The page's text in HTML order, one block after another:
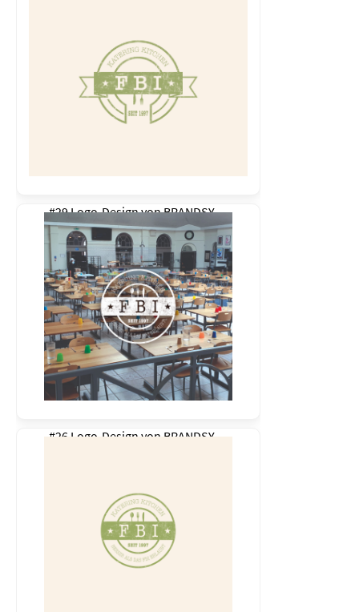
#29 Logo-Design vonBRANDSY
#26 Logo-Design vonBRANDSY